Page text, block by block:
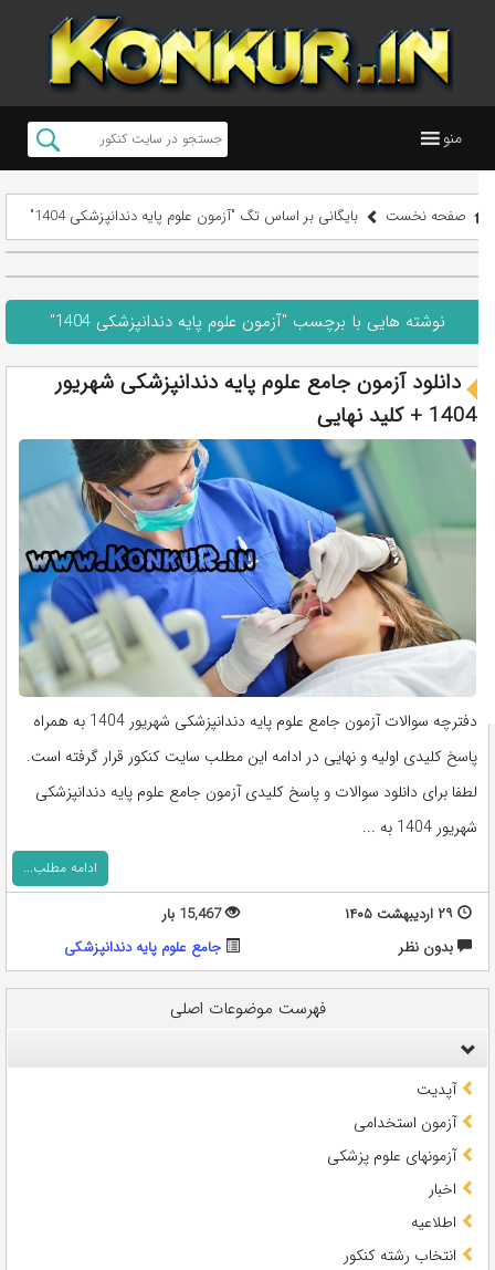
منو
صفحه نخست بایگانی بر اساس تگ "آزمون علوم پایه دندانپزشکی 1404"
نوشته هایی با برچسب "آزمون علوم پایه دندانپزشکی 1404"
دانلود آزمون جامع علوم پایه دندانپزشکی شهریور
1404 + کلید نهایی
دفترچه سوالات آزمون جامع علوم پایه دندانپزشکی شهریور 1404 به همراه
پاسخ کلیدی اولیه و نهایی در ادامه این مطلب سایت کنکور قرار گرفته است.
لطفا برای دانلود سوالات و پاسخ کلیدی آزمون جامع علوم پایه دندانپزشکی
شهریور 1404 به ...
ادامه مطلب...
۲۹ اردیبهشت ۱۴۰۵
15,467 بار
بدون نظر
جامع علوم پایه دندانپزشکی
فهرست موضوعات اصلی
آپدیت
آزمون استخدامی
آزمونهای علوم پزشکی
اخبار
اطلاعیه
انتخاب رشته کنکور